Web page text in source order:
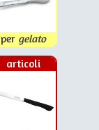
per gelato
articoli